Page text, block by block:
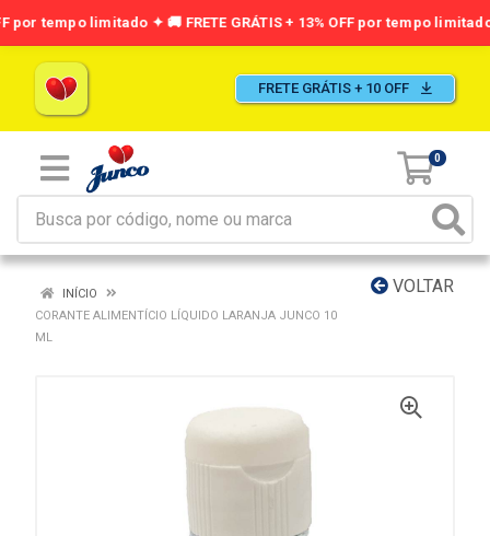
FRETE GRÁTIS + 10 OFF
0
VOLTAR
INÍCIO
CORANTE ALIMENTÍCIO LÍQUIDO LARANJA JUNCO 10
ML